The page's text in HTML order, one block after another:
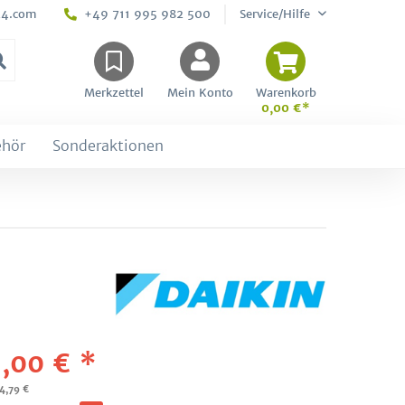
+49 711 995 982 500 Service/Hilfe
Merkzettel Mein Konto
Warenkorb
0,00 €*
Sonderaktionen
€ *
€